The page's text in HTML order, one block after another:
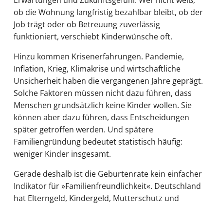
ob die Wohnung langfristig bezahlbar bleibt, ob der
Job trägt oder ob Betreuung zuverlässig
funktioniert, verschiebt Kinderwünsche oft.
Hinzu kommen Krisenerfahrungen. Pandemie,
Inflation, Krieg, Klimakrise und wirtschaftliche
Unsicherheit haben die vergangenen Jahre geprägt.
Solche Faktoren müssen nicht dazu führen, dass
Menschen grundsätzlich keine Kinder wollen. Sie
können aber dazu führen, dass Entscheidungen
später getroffen werden. Und spätere
Familiengründung bedeutet statistisch häufig:
weniger Kinder insgesamt.
Gerade deshalb ist die Geburtenrate kein einfacher
Indikator für »Familienfreundlichkeit«. Deutschland
hat Elterngeld, Kindergeld, Mutterschutz und